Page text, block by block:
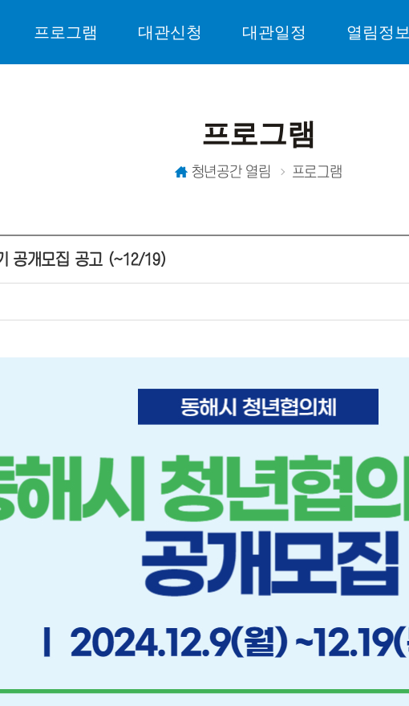
프로그램 대관신청 대관일정 열림정보
프로그램
청년공간 열림 프로그램
공개모집 공고 (~12/19)